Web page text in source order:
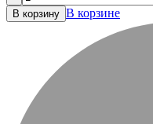
В корзину В корзине